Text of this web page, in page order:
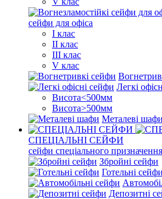
сейфи для офіса
I клас
II клас
III клас
V клас
Легкі
Висота<500мм
Висота>500мм
Металеві шафи
СПЕЦІАЛЬНІ СЕЙФИ
сейфи спеціального призначення
Збройні сейфи
Готельні сейфи
Депозитні